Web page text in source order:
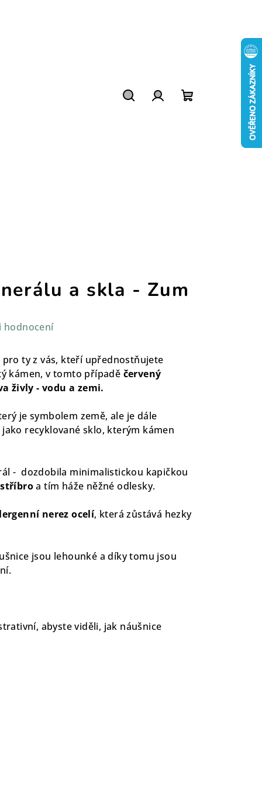
a skla - Zum
hodnocení
ty z vás, kteří upřednostňujete
kámen, v tomto případě červený
živly - vodu a zemi.
je symbolem země, ale je dále
recyklované sklo, kterým kámen
- dozdobila minimalistickou kapičkou
a tím háže něžné odlesky.
nerez ocelí, která zůstává hezky
jsou lehounké a díky tomu jsou
abyste viděli, jak náušnice